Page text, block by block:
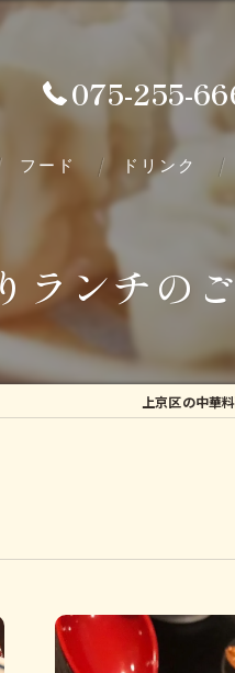
075-255-
フード ドリンク
ランチの
上京区の中華